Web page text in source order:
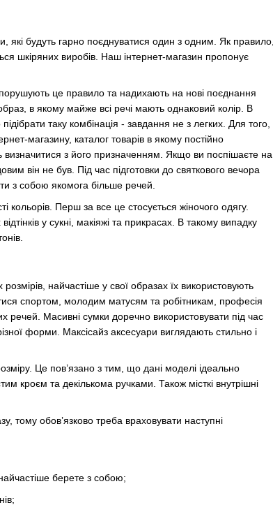
які будуть гарно поєднуватися один з одним. Як правило,
шкіряних виробів. Наш інтернет-магазин пропонує
це правило та надихають на нові поєднання
в якому майже всі речі мають однаковий колір. В
таку комбінація - завдання не з легких. Для того,
магазину, каталог товарів в якому постійно
з його призначенням. Якщо ви поспішаєте на
він не був. Під час підготовки до святкового вечора
з собою якомога більше речей.
Перш за все це стосується жіночого одягу.
у сукні, макіяжі та прикрасах. В такому випадку
найчастіше у свої образах їх використовують
спортом, молодим матусям та робітникам, професія
речей. Масивні сумки доречно використовувати під час
форми. Максісайз аксесуари виглядають стильно і
Це пов’язано з тим, що дані моделі ідеально
кроєм та декількома ручками. Також місткі внутрішні
тому обов’язково треба враховувати наступні
берете з собою;